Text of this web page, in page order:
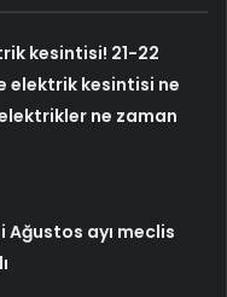
kesintisi! 21-22
elektrik kesintisi ne
ne zaman
Ağustos ayı meclis